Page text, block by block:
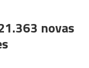
novas